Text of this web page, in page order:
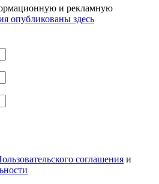
и рекламную
опубликованы здесь
соглашения и